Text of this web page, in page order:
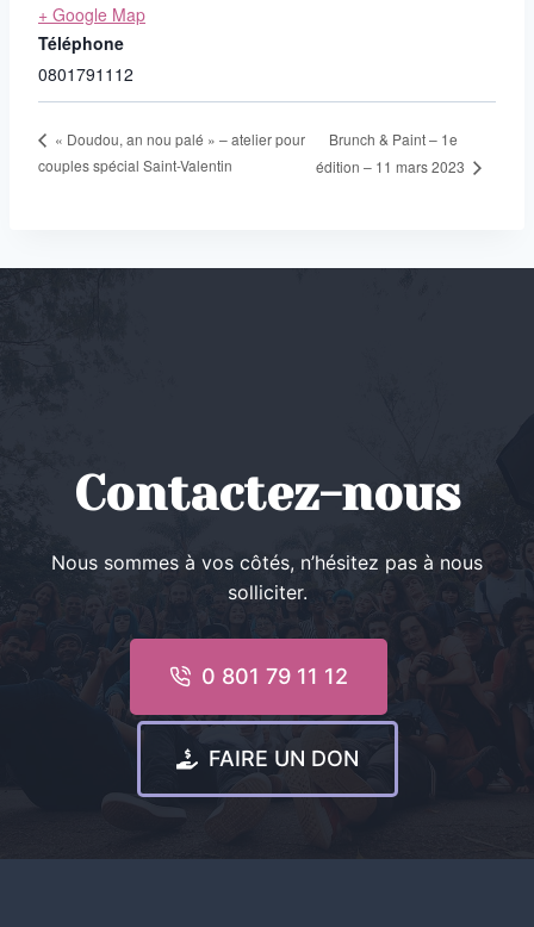
+ Google Map
Téléphone
0801791112
« Doudou, an nou palé » – atelier pour
couples spécial Saint-Valentin
Brunch & Paint – 1e
édition – 11 mars 2023
Contactez-nous
Nous sommes à vos côtés, n’hésitez pas à nous
solliciter.
0 801 79 11 12
FAIRE UN DON